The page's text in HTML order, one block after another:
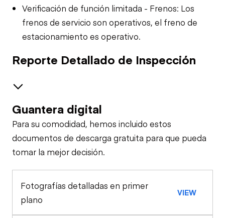
Verificación de función limitada - Frenos: Los
frenos de servicio son operativos, el freno de
estacionamiento es operativo.
Reporte Detallado de Inspección
Brakes / Tires
Rear Axle
Cab
Seat Belts
Horn
General Appearance
Exterior Lights
Engine
Underbody
Guantera digital
Para su comodidad, hemos incluido estos
documentos de descarga gratuita para que pueda
tomar la mejor decisión.
Fotografías detalladas en primer
plano
VIEW